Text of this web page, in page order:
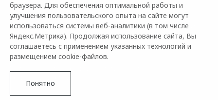
Горячая линия OMODA: +7 (8634) 32-03-20
© 2026 ГЕДОН-ПРЕМЬЕР
браузера. Для обеспечения оптимальной работы и
улучшения пользовательского опыта на сайте могут
использоваться системы веб-аналитики (в том числе
Яндекс.Метрика). Продолжая использование сайта, Вы
соглашаетесь с применением указанных технологий и
размещением cookie-файлов.
Понятно